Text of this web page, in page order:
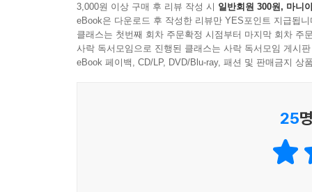
3,000원 이상 구매 후 리뷰 작성 시 일반회원 300원, 마니
eBook은 다운로드 후 작성한 리뷰만 YES포인트 지급됩니
클래스는 첫번째 회차 주문확정 시점부터 마지막 회차 주
사락 독서모임으로 진행된 클래스는 사락 독서모임 게시
eBook 페이백, CD/LP, DVD/Blu-ray, 패션 및 판매금지 상
25